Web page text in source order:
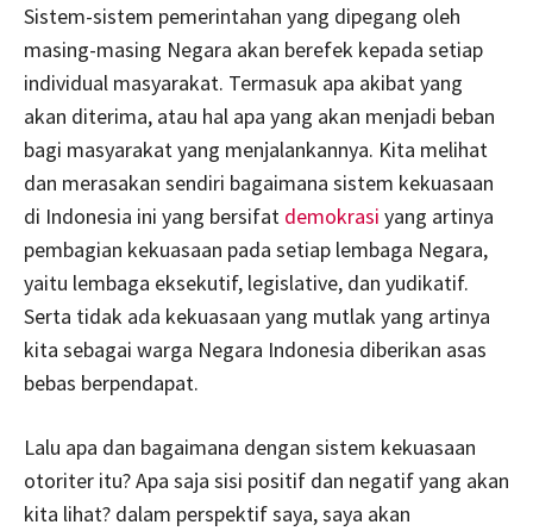
Sistem-sistem pemerintahan yang dipegang oleh
masing-masing Negara akan berefek kepada setiap
individual masyarakat. Termasuk apa akibat yang
akan diterima, atau hal apa yang akan menjadi beban
bagi masyarakat yang menjalankannya. Kita melihat
dan merasakan sendiri bagaimana sistem kekuasaan
di Indonesia ini yang bersifat demokrasi yang artinya
pembagian kekuasaan pada setiap lembaga Negara,
yaitu lembaga eksekutif, legislative, dan yudikatif.
Serta tidak ada kekuasaan yang mutlak yang artinya
kita sebagai warga Negara Indonesia diberikan asas
bebas berpendapat.
Lalu apa dan bagaimana dengan sistem kekuasaan
otoriter itu? Apa saja sisi positif dan negatif yang akan
kita lihat? dalam perspektif saya, saya akan